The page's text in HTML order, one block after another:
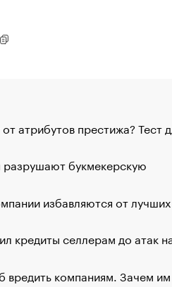
атрибутов престижа? Тест
букмекерскую
избавляются от лучших
кредиты селлерам до атак
вредить компаниям. Зачем